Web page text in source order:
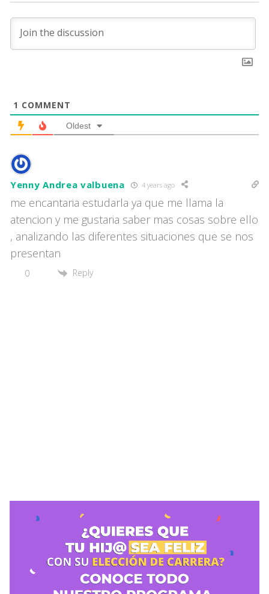
1 COMMENT
Oldest
Yenny Andrea valbuena 4 years ago
me encantaria estudarla ya que me llama la
atencion y me gustaria saber mas cosas sobre ello
, analizando las diferentes situaciones que se nos
presentan
0 Reply